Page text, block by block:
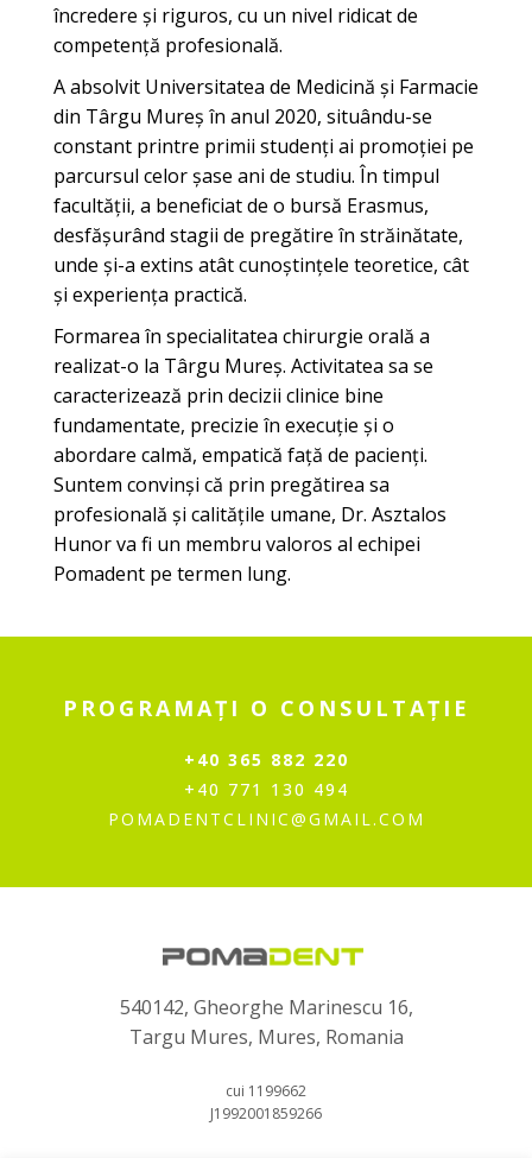
încredere și riguros, cu un nivel ridicat de
competență profesională.
A absolvit Universitatea de Medicină și Farmacie
din Târgu Mureș în anul 2020, situându-se
constant printre primii studenți ai promoției pe
parcursul celor șase ani de studiu. În timpul
facultății, a beneficiat de o bursă Erasmus,
desfășurând stagii de pregătire în străinătate,
unde și-a extins atât cunoștințele teoretice, cât
și experiența practică.
Formarea în specialitatea chirurgie orală a
realizat-o la Târgu Mureș. Activitatea sa se
caracterizează prin decizii clinice bine
fundamentate, precizie în execuție și o
abordare calmă, empatică față de pacienți.
Suntem convinși că prin pregătirea sa
profesională și calitățile umane, Dr. Asztalos
Hunor va fi un membru valoros al echipei
Pomadent pe termen lung.
PROGRAMAȚI O CONSULTAȚIE
+40 365 882 220
+40 771 130 494
POMADENTCLINIC@GMAIL.COM
540142, Gheorghe Marinescu 16,
Targu Mures, Mures, Romania
cui 1199662
J1992001859266